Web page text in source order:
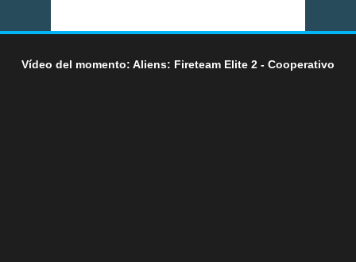
Vídeo del momento: Aliens: Fireteam Elite 2 - Cooperativo